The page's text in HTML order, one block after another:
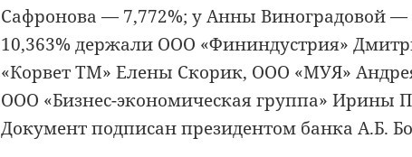
Сафронова — 7,772%; у Анны Виноградовой —
10,363% держали ООО «Фининдустрия»
«Корвет ТМ» Елены Скорик, ООО «МУЯ»
ООО «Бизнес-экономическая группа» Ирины
Документ подписан президентом банка А.Б.